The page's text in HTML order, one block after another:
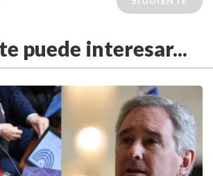
puede interesar...